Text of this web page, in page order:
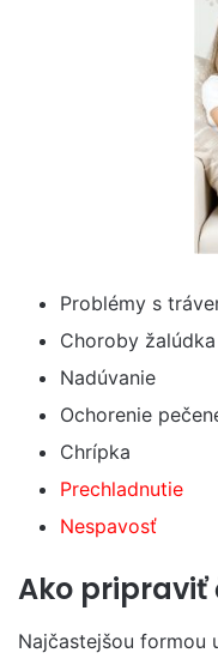
Problémy s
Choroby žalúdka
Nadúvanie
Ochorenie
Chrípka
Prechladnutie
Nespavosť
Ako pripraviť
Najčastejšou formou